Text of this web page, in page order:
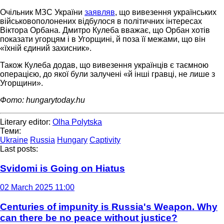
Очільник МЗС України заявляв, що вивезення українських
військовополонених відбулося в політичних інтересах
Віктора Орбана. Дмитро Кулеба вважає, що Орбан хотів
показати угорцям і в Угорщині, й поза її межами, що він
«їхній єдиний захисник».
Також Кулеба додав, що вивезення українців є таємною
операцією, до якої були залучені «й інші гравці, не лише з
Угорщини».
Фото: hungarytoday.hu
Literary editor: Olha Polytska
Теми:
Ukraine Russia Hungary Captivity
Last posts:
Svidomi is Going on Hiatus
02 March 2025 11:00
Centuries of impunity is Russia's Weapon. Why
can there be no peace without justice?